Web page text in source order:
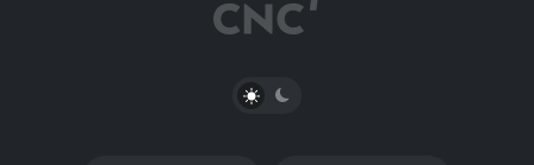
PŘEPNOUT SVĚTLÝ/TMAVÝ REŽIM